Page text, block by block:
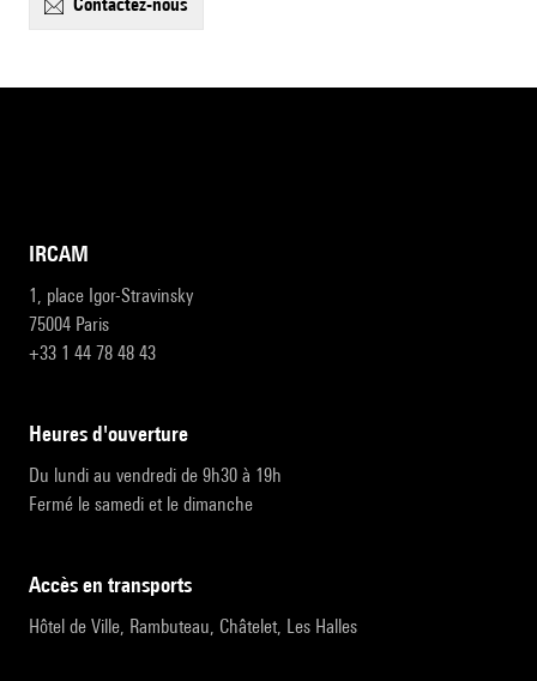
IRCAM
1, place Igor-Stravinsky
75004 Paris
+33 1 44 78 48 43
heures d'ouverture
Du lundi au vendredi de 9h30 à 19h
Fermé le samedi et le dimanche
accès en transports
Hôtel de Ville, Rambuteau, Châtelet, Les Halles